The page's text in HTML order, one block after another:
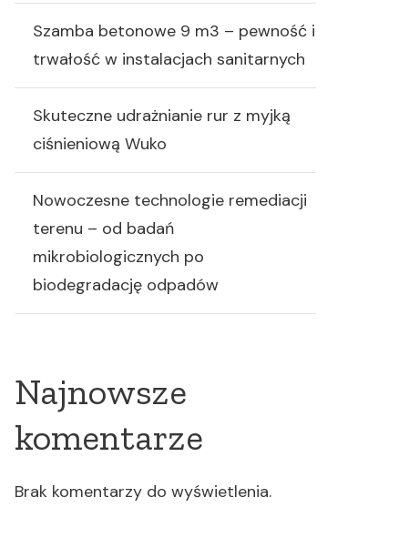
Szamba betonowe 9 m3 – pewność i
trwałość w instalacjach sanitarnych
Skuteczne udrażnianie rur z myjką
ciśnieniową Wuko
Nowoczesne technologie remediacji
terenu – od badań
mikrobiologicznych po
biodegradację odpadów
Najnowsze
komentarze
Brak komentarzy do wyświetlenia.